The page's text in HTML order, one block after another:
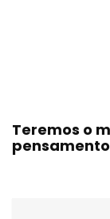
Teremos o